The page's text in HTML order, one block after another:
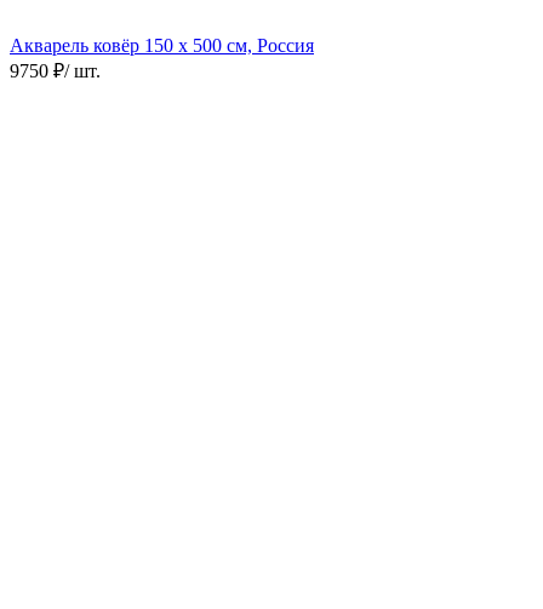
Акварель ковёр 150 х 500 см, Россия
9750 ₽/ шт.